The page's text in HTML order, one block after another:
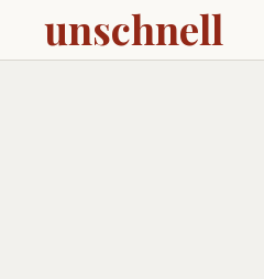
unschnell